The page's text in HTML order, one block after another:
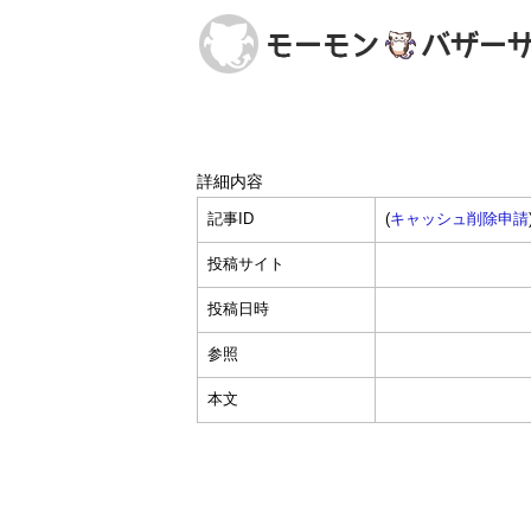
詳細内容
記事ID (キャッシュ削除申請
投稿サイト
投稿日時
参照
本文